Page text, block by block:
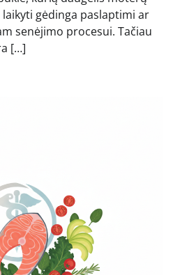
gėdinga paslaptimi ar
senėjimo procesui. Tačiau
[…]